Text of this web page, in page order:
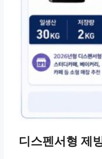
디스펜서형 제